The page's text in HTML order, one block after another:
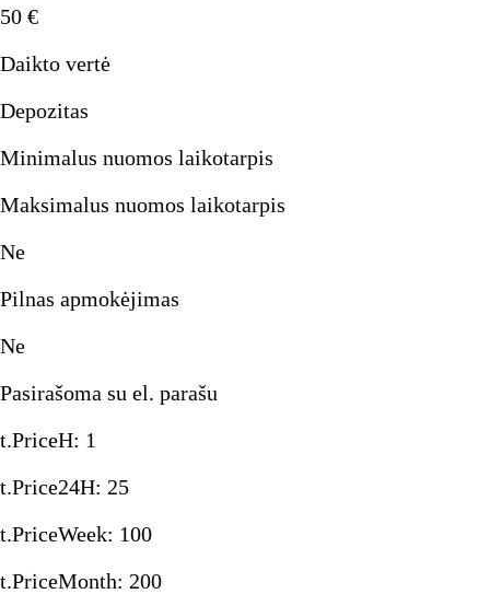
50 €
Daikto vertė
Depozitas
Minimalus nuomos laikotarpis
Maksimalus nuomos laikotarpis
Ne
Pilnas apmokėjimas
Ne
Pasirašoma su el. parašu
t.PriceH: 1
t.Price24H: 25
t.PriceWeek: 100
t.PriceMonth: 200